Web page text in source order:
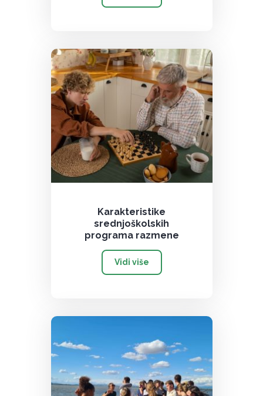
Karakteristike
srednjoškolskih
programa razmene
Vidi više